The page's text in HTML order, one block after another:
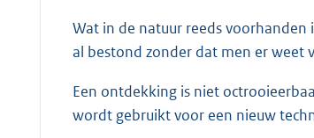
Wat in de natuur reeds
al bestond zonder dat men er weet
Een ontdekking is niet
wordt gebruikt voor een nieuw